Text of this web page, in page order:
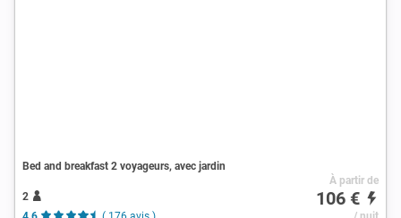
Bed and breakfast 2 voyageurs, avec jardin
2
À partir de
106 €